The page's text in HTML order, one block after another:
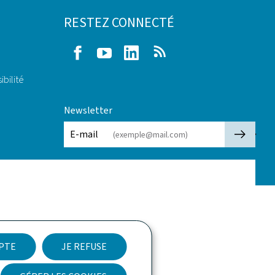
JE REFUSE
RESTEZ CONNECTÉ
FacebookYoutube LinkedIn
Newsletter
E-mail
🡒